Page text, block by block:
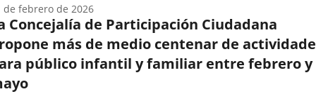
Concejalía de Participación Ciudadana
más de medio centenar de
público infantil y familiar entre febrero y
de febrero de 2026